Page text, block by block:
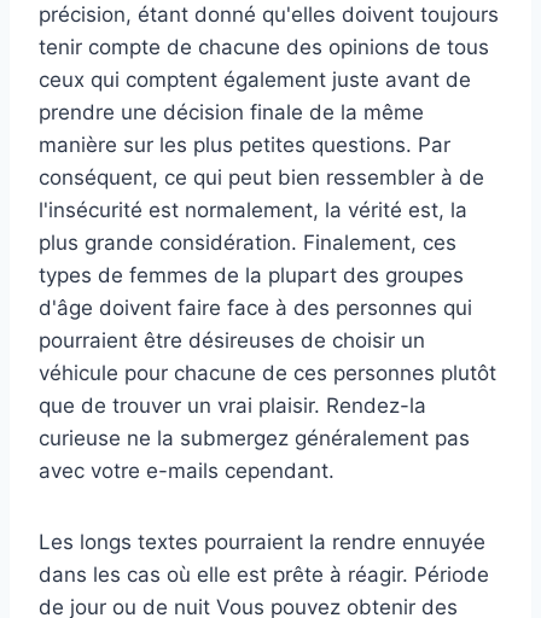
précision, étant donné qu'elles doivent toujours
tenir compte de chacune des opinions de tous
ceux qui comptent également juste avant de
prendre une décision finale de la même
manière sur les plus petites questions. Par
conséquent, ce qui peut bien ressembler à de
l'insécurité est normalement, la vérité est, la
plus grande considération. Finalement, ces
types de femmes de la plupart des groupes
d'âge doivent faire face à des personnes qui
pourraient être désireuses de choisir un
véhicule pour chacune de ces personnes plutôt
que de trouver un vrai plaisir. Rendez-la
curieuse ne la submergez généralement pas
avec votre e-mails cependant.
Les longs textes pourraient la rendre ennuyée
dans les cas où elle est prête à réagir. Période
de jour ou de nuit Vous pouvez obtenir des